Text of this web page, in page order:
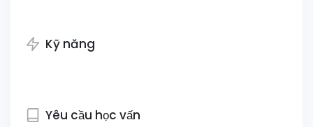
Kỹ năng
Yêu cầu học vấn